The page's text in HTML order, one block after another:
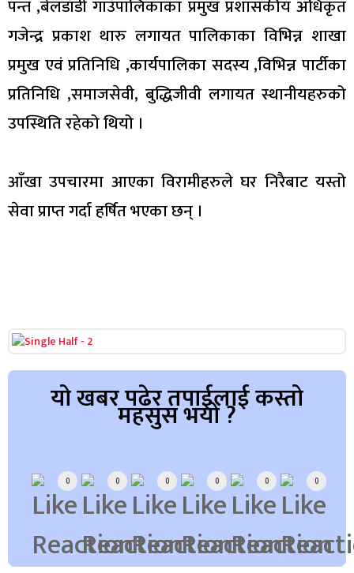
पन्त ,बेलडाँडी गाउँपालिकाका प्रमुख प्रशासकीय अधिकृत
गजेन्द्र प्रकाश थारु लगायत पालिकाका विभिन्न शाखा
प्रमुख एवं प्रतिनिधि ,कार्यपालिका सदस्य ,विभिन्न पार्टीका
प्रतिनिधि ,समाजसेवी, बुद्धिजीवी लगायत स्थानीयहरुको
उपस्थिति रहेको थियो ।
आँखा उपचारमा आएका विरामीहरुले घर निरैबाट यस्तो
सेवा प्राप्त गर्दा हर्षित भएका छन् ।
यो खबर पढेर तपाईलाई कस्तो
महसुस भयो ?
0 0 0 0 0 0